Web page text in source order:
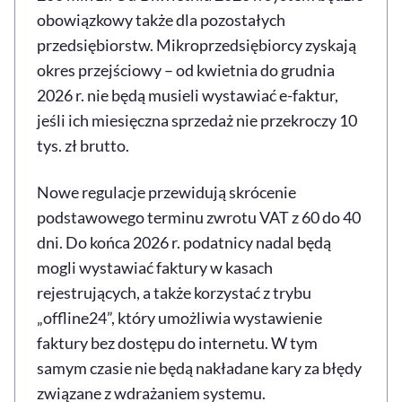
obowiązkowy także dla pozostałych
przedsiębiorstw. Mikroprzedsiębiorcy zyskają
okres przejściowy – od kwietnia do grudnia
2026 r. nie będą musieli wystawiać e-faktur,
jeśli ich miesięczna sprzedaż nie przekroczy 10
tys. zł brutto.
Nowe regulacje przewidują skrócenie
podstawowego terminu zwrotu VAT z 60 do 40
dni. Do końca 2026 r. podatnicy nadal będą
mogli wystawiać faktury w kasach
rejestrujących, a także korzystać z trybu
„offline24”, który umożliwia wystawienie
faktury bez dostępu do internetu. W tym
samym czasie nie będą nakładane kary za błędy
związane z wdrażaniem systemu.